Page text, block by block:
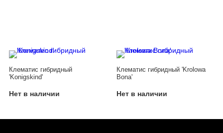
Клематис гибридный
'Konigskind'
Нет в наличии
Клематис гибридный 'Krolowa
Bona'
Нет в наличии